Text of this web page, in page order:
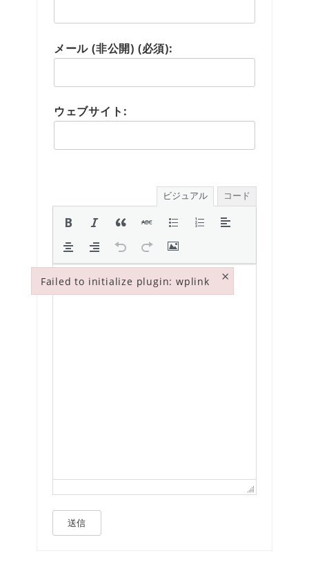
メール (非公開) (必須):
ウェブサイト:
ビジュアル コード
送信
Failed to initialize plugin: wplink ×
Failed to initialize plugin: wplink